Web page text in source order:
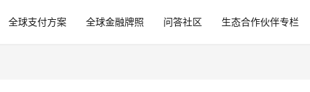
全球支付方案 全球金融牌照 问答社区 生态合作伙伴专栏